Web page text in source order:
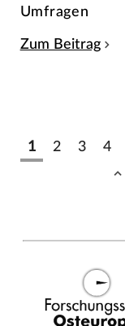
Umfragen
Zum Beitrag
1 2 3 4